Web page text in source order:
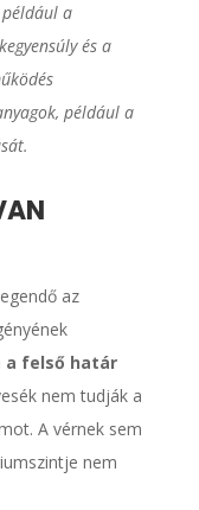
a
és a
például a
az
a felső határ
nem tudják a
A vérnek sem
nem